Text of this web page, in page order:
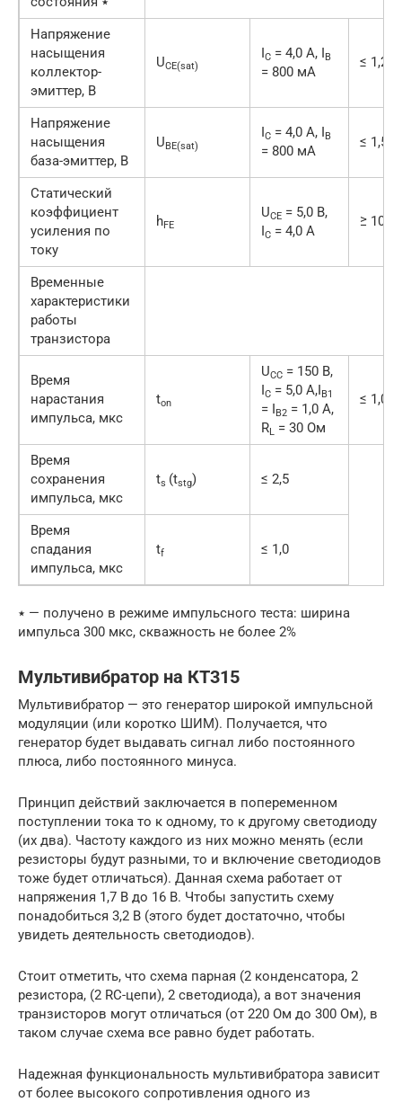
Напряжение
насыщения
коллектор-
эмиттер, В
UCE(sat)
IC = 4,0 А, IB
= 800 мА
≤ 1,2
Напряжение
насыщения
база-эмиттер, В
UBE(sat)
IC = 4,0 А, IB
= 800 мА
≤ 1,5
Статический
коэффициент
усиления по
току
hFE
UCE = 5,0 В,
IC = 4,0 А
≥ 10
Временные
характеристики
работы
транзистора
Время
нарастания
импульса, мкс
ton
UCC = 150 В,
IC = 5,0 А,IB1
= IB2 = 1,0 А,
RL = 30 Ом
≤ 1,0
Время
сохранения
импульса, мкс
ts (tstg) ≤ 2,5
Время
спадания
импульса, мкс
tf ≤ 1,0
٭ — получено в режиме импульсного теста: ширина
импульса 300 мкс, скважность не более 2%
Мультивибратор на КТ315
Мультивибратор — это генератор широкой импульсной
модуляции (или коротко ШИМ). Получается, что
генератор будет выдавать сигнал либо постоянного
плюса, либо постоянного минуса.
Принцип действий заключается в попеременном
поступлении тока то к одному, то к другому светодиоду
(их два). Частоту каждого из них можно менять (если
резисторы будут разными, то и включение светодиодов
тоже будет отличаться). Данная схема работает от
напряжения 1,7 В до 16 В. Чтобы запустить схему
понадобиться 3,2 В (этого будет достаточно, чтобы
увидеть деятельность светодиодов).
Стоит отметить, что схема парная (2 конденсатора, 2
резистора, (2 RC-цепи), 2 светодиода), а вот значения
транзисторов могут отличаться (от 220 Ом до 300 Ом), в
таком случае схема все равно будет работать.
Надежная функциональность мультивибратора зависит
от более высокого сопротивления одного из